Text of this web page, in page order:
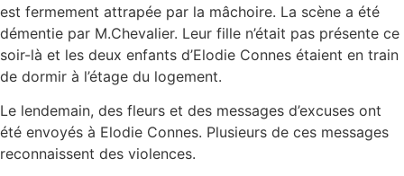
est fermement attrapée par la mâchoire. La scène a été
démentie par M.Chevalier. Leur fille n’était pas présente ce
soir-là et les deux enfants d’Elodie Connes étaient en train
de dormir à l’étage du logement.
Le lendemain, des fleurs et des messages d’excuses ont
été envoyés à Elodie Connes. Plusieurs de ces messages
reconnaissent des violences.